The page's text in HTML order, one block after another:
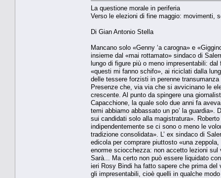
La questione morale in periferia
Verso le elezioni di fine maggio: movimenti,
Di Gian Antonio Stella
Mancano solo «Genny ‘a carogna» e
insieme dal «mai rottamato» sindaco di
lungo di figure più o meno impresentabili:
«questi mi fanno schifo», ai riciclati dalla
delle tessere forzisti in perenne
Presenze che, via via che si avvicinano le
crescente. Al punto da spingere una
Capacchione, la quale solo due anni fa
temi abbiamo abbassato un po’ la guardia».
sui candidati solo alla magistratura».
indipendentemente se ci sono o meno le
tradizione consolidata». L’ ex sindaco di
edicola per comprare piuttosto «una
enorme sciocchezza: non accetto lezioni sul
Sarà... Ma certo non può essere liquidato
ieri Rosy Bindi ha fatto sapere che prima
gli impresentabili, cioè quelli in qualche